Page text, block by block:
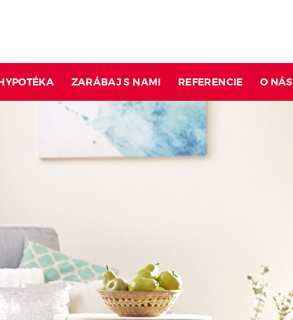
ZARÁBAJ S NAMI REFERENCIE O NÁS